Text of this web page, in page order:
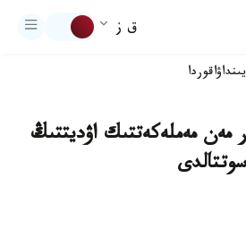
ق ز
اقوردا
مەن مەملەكەتتىك اۋديتتىڭ